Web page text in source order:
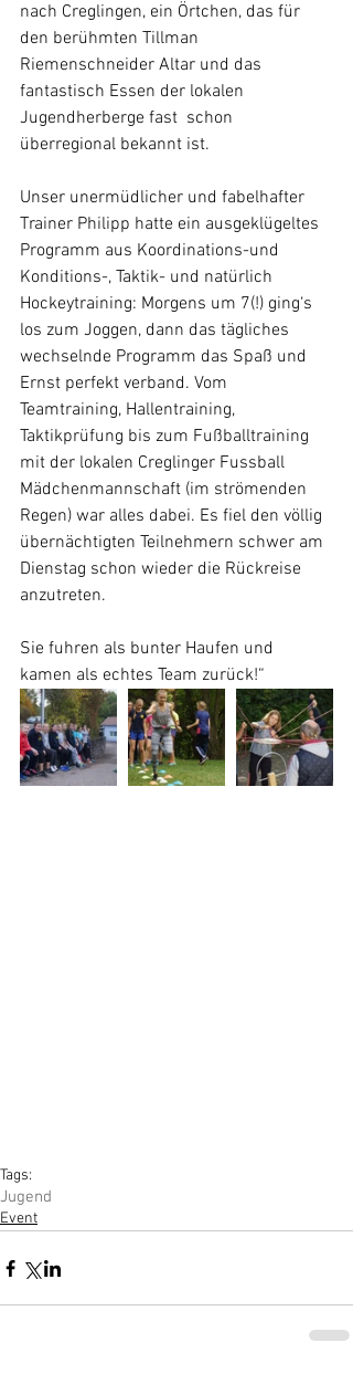
nach Creglingen, ein Örtchen, das für
den berühmten Tillman
Riemenschneider Altar und das
fantastisch Essen der lokalen
Jugendherberge fast  schon
überregional bekannt ist.
Unser unermüdlicher und fabelhafter
Trainer Philipp hatte ein ausgeklügeltes
Programm aus Koordinations-und
Konditions-, Taktik- und natürlich
Hockeytraining: Morgens um 7(!) ging‘s
los zum Joggen, dann das tägliches
wechselnde Programm das Spaß und
Ernst perfekt verband. Vom
Teamtraining, Hallentraining,
Taktikprüfung bis zum Fußballtraining
mit der lokalen Creglinger Fussball
Mädchenmannschaft (im strömenden
Regen) war alles dabei. Es fiel den völlig
übernächtigten Teilnehmern schwer am
Dienstag schon wieder die Rückreise
anzutreten.
Sie fuhren als bunter Haufen und
kamen als echtes Team zurück!“
Tags:
Jugend
Event